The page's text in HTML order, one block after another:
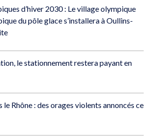
d’hiver 2030 : Le village olympique
du pôle glace s’installera à Oullins-
le stationnement restera payant en
le Rhône : des orages violents annoncés ce